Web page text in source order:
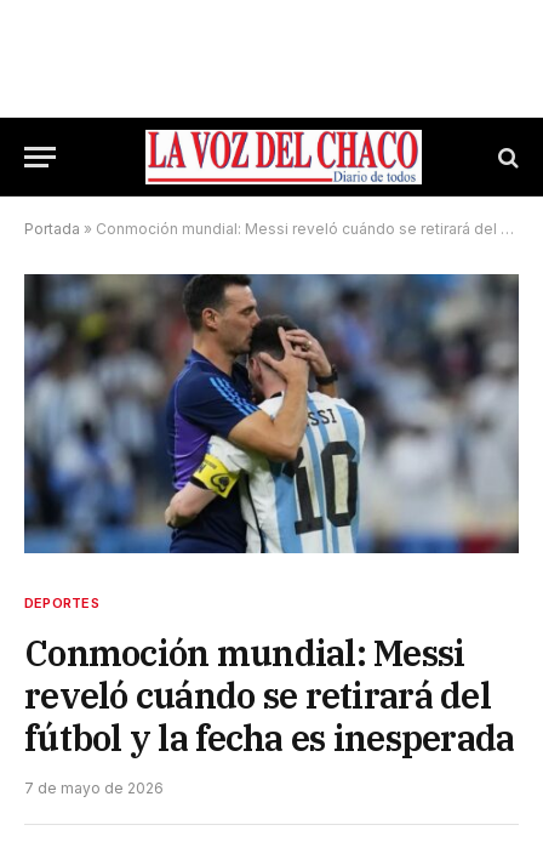
Portada » Conmoción mundial: Messi reveló cuándo se retirará del fútbol y la fecha es inesperada
DEPORTES
Conmoción mundial: Messi
reveló cuándo se retirará del
fútbol y la fecha es inesperada
7 de mayo de 2026